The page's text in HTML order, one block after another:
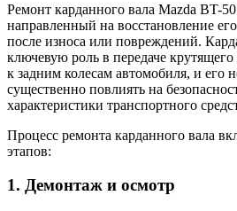
Ремонт карданного вала Mazda BT-
направленный на восстановление
после износа или повреждений.
ключевую роль в передаче
к задним колесам автомобиля, и его
существенно повлиять на
характеристики транспортного
Процесс ремонта карданного вала
этапов:
1. Демонтаж и осмотр